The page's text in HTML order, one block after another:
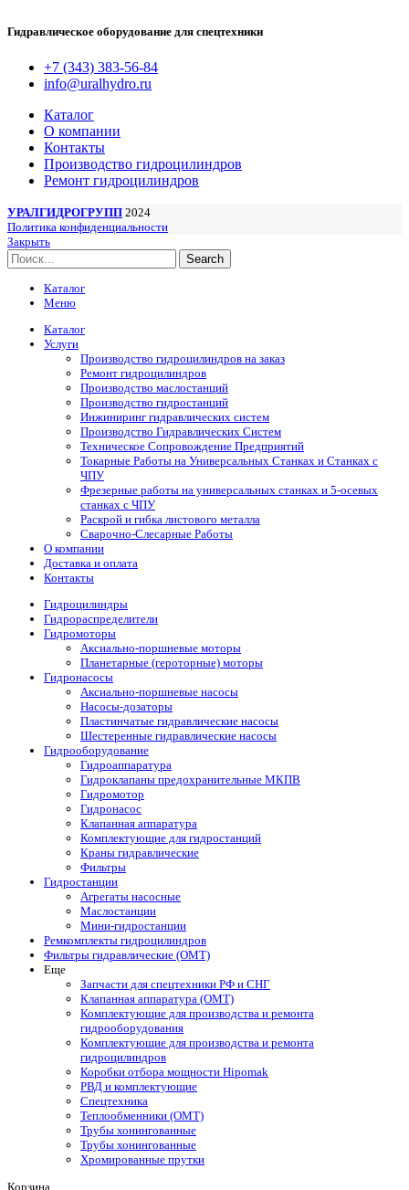
Гидравлическое оборудование для спецтехники
+7 (343) 383-56-84
info@uralhydro.ru
Каталог
О компании
Контакты
Производство гидроцилиндров
Ремонт гидроцилиндров
УРАЛГИДРОГРУПП 2024
Политика конфиденциальности
Закрыть
Search
Каталог
Меню
Каталог
Услуги
Производство гидроцилиндров на заказ
Ремонт гидроцилиндров
Производство маслостанций
Производство гидростанций
Инжиниринг гидравлических систем
Производство Гидравлических Систем
Техническое Сопровождение Предприятий
Токарные Работы на Универсальных Станках и Станках с
ЧПУ
Фрезерные работы на универсальных станках и 5-осевых
станках с ЧПУ
Раскрой и гибка листового металла
Сварочно-Слесарные Работы
О компании
Доставка и оплата
Контакты
Гидроцилиндры
Гидрораспределители
Гидромоторы
Аксиально-поршневые моторы
Планетарные (героторные) моторы
Гидронасосы
Аксиально-поршневые насосы
Насосы-дозаторы
Пластинчатые гидравлические насосы
Шестеренные гидравлические насосы
Гидрооборудование
Гидроаппаратура
Гидроклапаны предохранительные МКПВ
Гидромотор
Гидронасос
Клапанная аппаратура
Комплектующие для гидростанций
Краны гидравлические
Фильтры
Гидростанции
Агрегаты насосные
Маслостанции
Мини-гидростанции
Ремкомплекты гидроцилиндров
Фильтры гидравлические (OMT)
Еще
Запчасти для спецтехники РФ и СНГ
Клапанная аппаратура (OMT)
Комплектующие для производства и ремонта
гидрооборудования
Комплектующие для производства и ремонта
гидроцилиндров
Коробки отбора мощности Hipomak
РВД и комплектующие
Спецтехника
Теплообменники (OMT)
Трубы хонингованные
Трубы хонингованные
Хромированные прутки
Корзина